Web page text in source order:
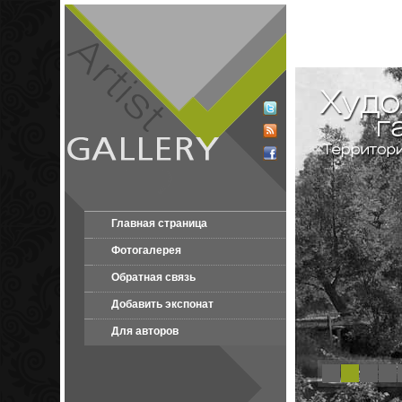
Главная страница
Фотогалерея
Обратная связь
Добавить экспонат
Для авторов